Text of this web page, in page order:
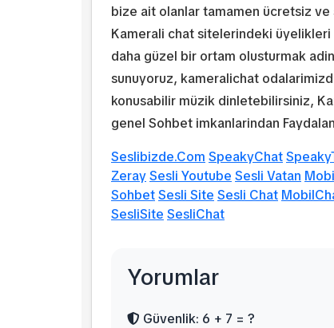
bize ait olanlar tamamen ücretsiz
Kamerali chat sitelerindeki
daha güzel bir ortam olusturmak
sunuyoruz, kameralichat
konusabilir müzik dinletebilirsiniz,
genel Sohbet imkanlarindan
Seslibizde.Com SpeakyChat
ZeraySesli Youtube Sesli Vatan
SohbetSesli Site Sesli Chat
SesliSite SesliChat
Yorumlar
Güvenlik: 6 + 7 = ?